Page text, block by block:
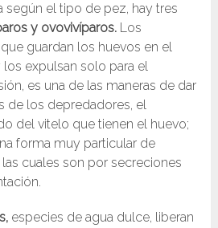
según el tipo de pez, hay tres
y ovovivíparos. Los
guardan los huevos en el
expulsan solo para el
es una de las maneras de dar
de los depredadores, el
del vitelo que tienen el huevo;
forma muy particular de
cuales son por secreciones
especies de agua dulce, liberan